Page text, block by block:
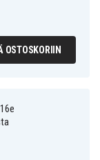
OSTOSKORIIN